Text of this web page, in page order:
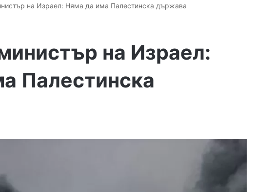
на Израел: Няма да има Палестинска държава
на Израел:
Палестинска